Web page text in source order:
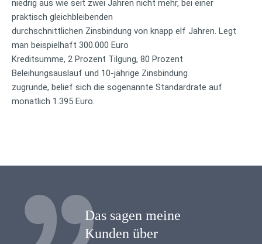
niedrig aus wie seit zwei Jahren nicht mehr, bei einer
praktisch gleichbleibenden
durchschnittlichen Zinsbindung von knapp elf Jahren. Legt
man beispielhaft 300.000 Euro
Kreditsumme, 2 Prozent Tilgung, 80 Prozent
Beleihungsauslauf und 10-jährige Zinsbindung
zugrunde, belief sich die sogenannte Standardrate auf
monatlich 1.395 Euro.
Das sagen meine
Kunden über